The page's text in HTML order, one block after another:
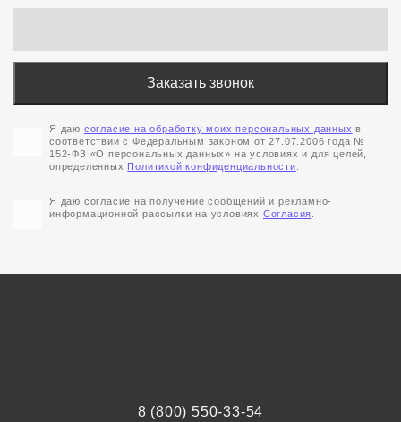
Я даю согласие на обработку моих персональных данных в
соответствии с Федеральным законом от 27.07.2006 года №
152-ФЗ «О персональных данных» на условиях и для целей,
определенных Политикой конфиденциальности
Я даю согласие на получение сообщений и рекламно-
информационной рассылки на условиях Согласия
8 (800) 550-33-54